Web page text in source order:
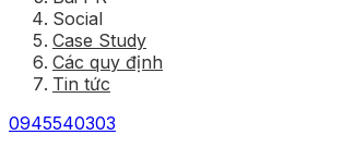
Social
Case Study
Các quy định
Tin tức
0945540303